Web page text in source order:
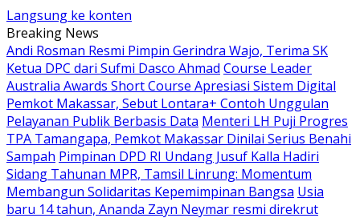
Langsung ke konten
Breaking News
Andi Rosman Resmi Pimpin Gerindra Wajo, Terima SK
Ketua DPC dari Sufmi Dasco Ahmad Course Leader
Australia Awards Short Course Apresiasi Sistem Digital
Pemkot Makassar, Sebut Lontara+ Contoh Unggulan
Pelayanan Publik Berbasis Data Menteri LH Puji Progres
TPA Tamangapa, Pemkot Makassar Dinilai Serius Benahi
Sampah Pimpinan DPD RI Undang Jusuf Kalla Hadiri
Sidang Tahunan MPR, Tamsil Linrung: Momentum
Membangun Solidaritas Kepemimpinan Bangsa Usia
baru 14 tahun, Ananda Zayn Neymar resmi direkrut